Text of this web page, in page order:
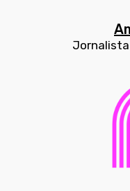
Jornalista